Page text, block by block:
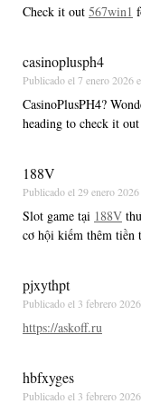
Check it out 567win1
casinoplusph4
Publicado el 7 enero 2026
CasinoPlusPH4?
heading to check it
188V
Publicado el 29 enero
Slot game tại 188V
cơ hội kiếm thêm tiền
pjxythpt
Publicado el 3 febrero
https://askoff.ru
hbfxyges
Publicado el 3 febrero